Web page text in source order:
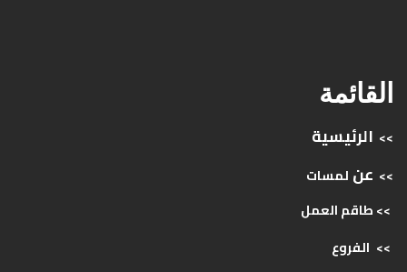
القائمة
>> الرئيسية
>> عن لمسات
>> طاقمالعمل
>> الفروع